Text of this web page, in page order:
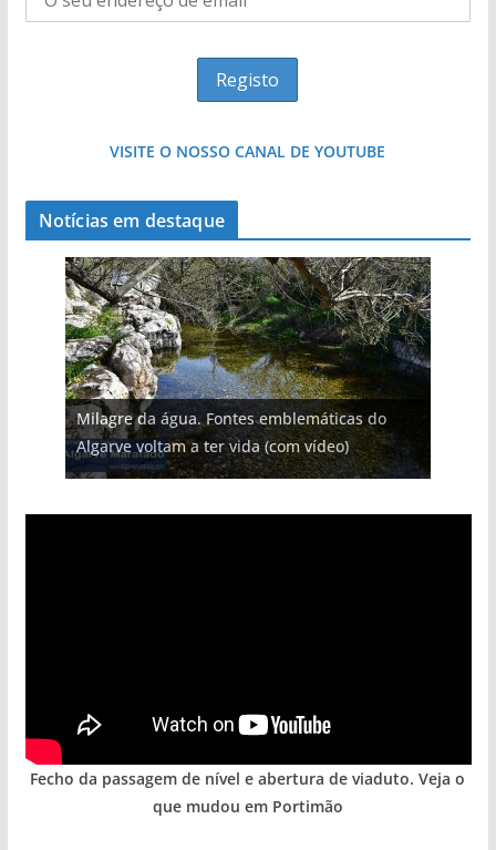
VISITE O NOSSO CANAL DE YOUTUBE
Notícias em destaque
Milagre da água. Fontes emblemáticas do
Algarve voltam a ter vida (com vídeo)
Tempestades roubam areia de praias e põem
arribas em risco no Algarve (com vídeo)
Projeto milionário: investimento de 108
milhões de euros na construção de dois
hotéis (com vídeo)
Foto do dia: uma cidade algarvia que cresceu
entre redes e fábricas
Tapas do mar a 3 euros cada. Nova rota
gastronómica nasce no Algarve
Fecho da passagem de nível e abertura de viaduto. Veja o
que mudou em Portimão